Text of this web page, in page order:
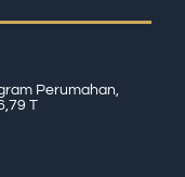
Perumahan,
T